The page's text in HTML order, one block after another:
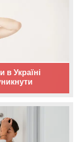
в Україні